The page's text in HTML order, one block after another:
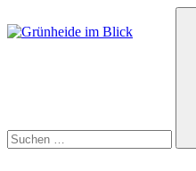
Inhalt
nach: